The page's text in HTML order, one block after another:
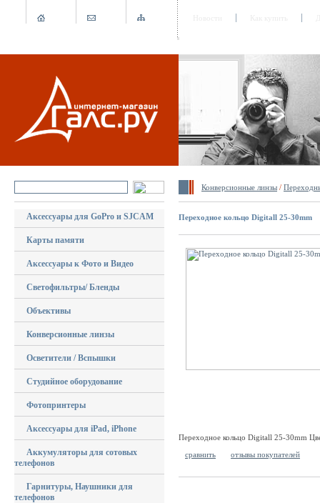
Конверсионные линзы /
Аксессуары для GoPro и SJCAM
Карты памяти
Аксессуары к Фото и Видео
Светофильтры/ Бленды
Объективы
Конверсионные линзы
Осветители / Вспышки
Студийное оборудование
Фотопринтеры
Аксессуары для iPad, iPhone
Аккумуляторы для сотовых
телефонов
Гарнитуры, Наушники для
телефонов
Переходное кольцо Digitall 25-30mm
Переходное кольцо Digitall 25-30mm
сравнить
отзывы покупателей